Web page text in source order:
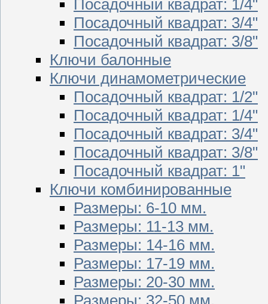
Посадочный квадрат: 1/4"
Посадочный квадрат: 3/4"
Посадочный квадрат: 3/8"
Ключи балонные
Ключи динамометрические
Посадочный квадрат: 1/2"
Посадочный квадрат: 1/4"
Посадочный квадрат: 3/4"
Посадочный квадрат: 3/8"
Посадочный квадрат: 1"
Ключи комбинированные
Размеры: 6-10 мм.
Размеры: 11-13 мм.
Размеры: 14-16 мм.
Размеры: 17-19 мм.
Размеры: 20-30 мм.
Размеры: 32-50 мм.